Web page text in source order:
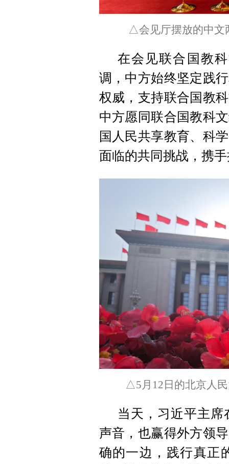
△会见厅摆放的中文
在会见联合国教
调，中方始终坚定践
权威，支持联合国教
中方愿同联合国教科
国人民共享教育、科
面临的共同挑战，携
△5月12日的北京人
当天，习近平主
声音，也赢得外方领
确的一边，践行真正